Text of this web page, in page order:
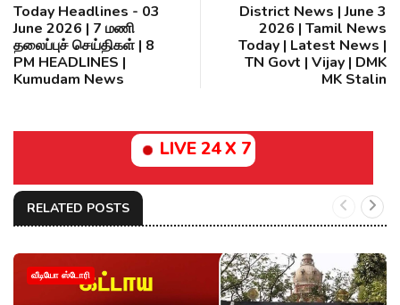
Today Headlines - 03
June 2026 | 7 மணி
தலைப்புச் செய்திகள் | 8
PM HEADLINES |
Kumudam News
District News | June 3
2026 | Tamil News
Today | Latest News |
TN Govt | Vijay | DMK
MK Stalin
LIVE 24 X 7
RELATED POSTS
வீடியோ ஸ்டோரி